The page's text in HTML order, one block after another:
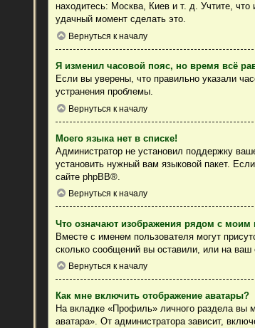
находитесь: Москва, Киев и т. д. Учтите, что
удачный момент сделать это.
Вернуться к началу
Я изменил часовой пояс, но время всё
Если вы уверены, что правильно указали
устранения проблемы.
Вернуться к началу
Моего языка нет в списке!
Администратор не установил поддержку
установить нужный вам языковой пакет.
сайтеphpBB®.
Вернуться к началу
Что означают изображения рядом с моим
Вместе с именем пользователя могут
сколько сообщений вы оставили, или на ваш
Вернуться к началу
Как мне включить отображение аватары?
На вкладке «Профиль» личного раздела вы
аватара». От администратора зависит,